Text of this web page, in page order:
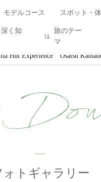
モデルコース スポット・
く知
旅のテー
マ
Experience Osatsu
ォトギャラリー